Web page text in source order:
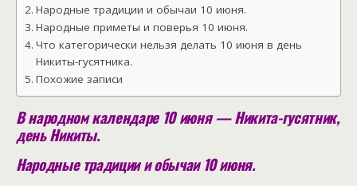
Народные традиции и обычаи 10 июня.
Народные приметы и поверья 10 июня.
Что категорически нельзя делать 10 июня в день
Никиты-гусятника.
Похожие записи
В народном календаре 10 июня — Никита-гусятник,
день Никиты.
Народные традиции и обычаи 10 июня.